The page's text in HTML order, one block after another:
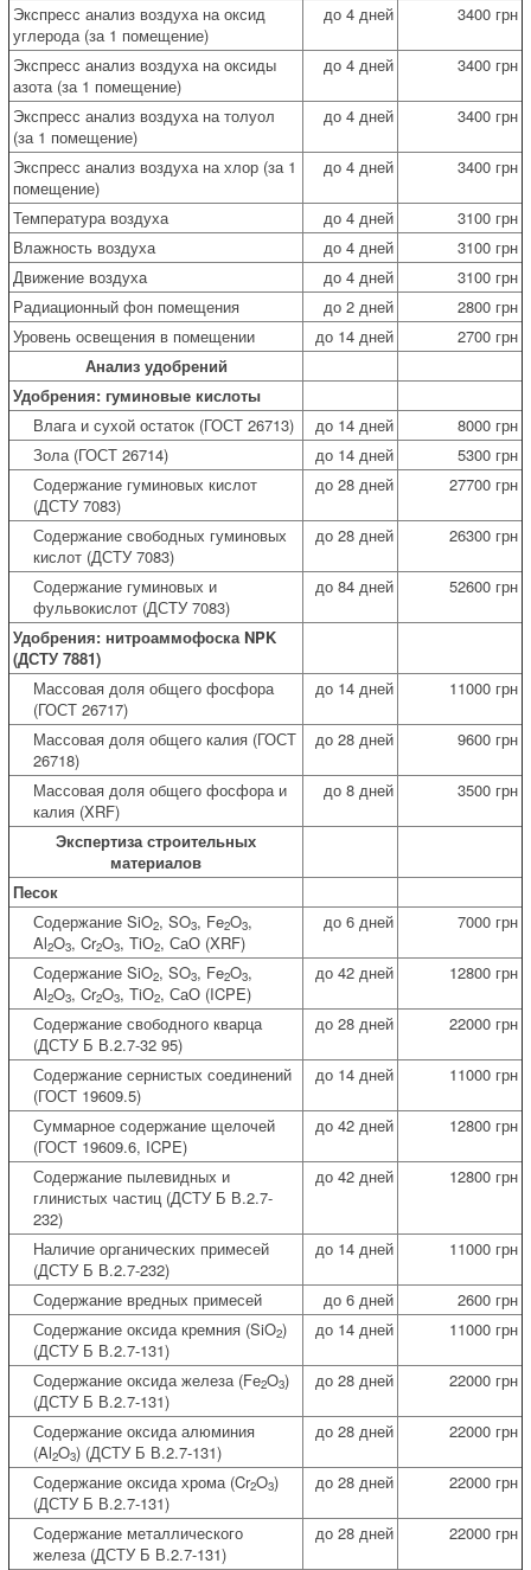
Экспресс анализ воздуха на оксид
углерода (за 1 помещение)
до 4 дней 3400 грн
Экспресс анализ воздуха на оксиды
азота (за 1 помещение)
до 4 дней 3400 грн
Экспресс анализ воздуха на толуол
(за 1 помещение)
до 4 дней 3400 грн
Экспресс анализ воздуха на хлор (за 1
помещение)
до 4 дней 3400 грн
Температура воздуха до 4 дней
3100 грн
Влажность воздуха
до 4 дней
3100 грн
Движение воздуха
до 4 дней
3100 грн
Радиационный фон помещения
до 2 дней
2800 грн
Уровень освещения в помещении
до 14 дней
2700 грн
Анализ удобрений
Удобрения: гуминовые кислоты
Влага и сухой остаток (ГОСТ 26713)
до 14 дней
8000 грн
Зола (ГОСТ 26714)
до 14 дней
5300 грн
Содержание гуминовых кислот
(ДСТУ 7083)
до 28 дней 27700 грн
Содержание свободных гуминовых
кислот (ДСТУ 7083)
до 28 дней 26300 грн
Содержание гуминовых и
фульвокислот (ДСТУ 7083)
до 84 дней 52600 грн
Удобрения: нитроаммофоска NPK
(ДСТУ 7881)
Массовая доля общего фосфора
(ГОСТ 26717)
до 14 дней 11000 грн
Массовая доля общего калия (ГОСТ
26718)
до 28 дней 9600 грн
Массовая доля общего фосфора и
калия (XRF)
до 8 дней 3500 грн
Экспертиза строительных
материалов
Песок
Содержание SiO2, SO3, Fe2O3,
Al2O3, Cr2O3, TiО2, СаО (XRF)
до 6 дней 7000 грн
Содержание SiO2, SO3, Fe2O3,
Al2O3, Cr2O3, TiО2, СаО (ICPE)
до 42 дней 12800 грн
Содержание свободного кварца
(ДСТУ Б В.2.7-32 95)
до 28 дней 22000 грн
Содержание сернистых соединений
(ГОСT 19609.5)
до 14 дней 11000 грн
Суммарное содержание щелочей
(ГОСT 19609.6, ICPE)
до 42 дней 12800 грн
Содержание пылевидных и
глинистых частиц (ДСТУ Б В.2.7-
232)
до 42 дней 12800 грн
Наличие органических примесей
(ДСТУ Б В.2.7-232)
до 14 дней 11000 грн
Содержание вредных примесей до 6 дней
2600 грн
Содержание оксида кремния (SiO2)
(ДСТУ Б В.2.7-131)
до 14 дней 11000 грн
Содержание оксида железа (Fе2O3)
(ДСТУ Б В.2.7-131)
до 28 дней 22000 грн
Содержание оксида алюминия
(Al2O3) (ДСТУ Б В.2.7-131)
до 28 дней 22000 грн
Содержание оксида хрома (Cr2O3)
(ДСТУ Б В.2.7-131)
до 28 дней 22000 грн
Содержание металлического
железа (ДСТУ Б В.2.7-131)
до 28 дней 22000 грн